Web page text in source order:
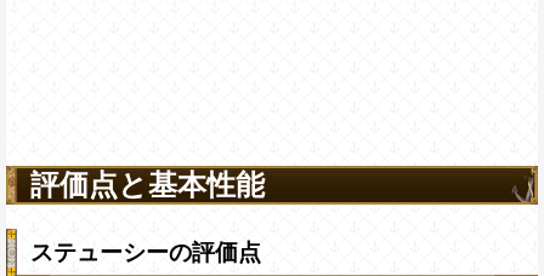
評価点と基本性能
ステューシーの評価点